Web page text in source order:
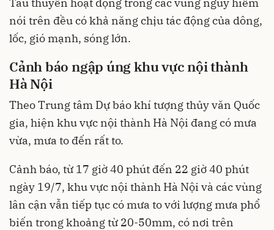
Tàu thuyền hoạt động trong các vùng nguy hiểm
nói trên đều có khả năng chịu tác động của dông,
lốc, gió mạnh, sóng lớn.
Cảnh báo ngập úng khu vực nội thành
Hà Nội
Theo Trung tâm Dự báo khí tượng thủy văn Quốc
gia, hiện khu vực nội thành Hà Nội đang có mưa
vừa, mưa to đến rất to.
Cảnh báo, từ 17 giờ 40 phút đến 22 giờ 40 phút
ngày 19/7, khu vực nội thành Hà Nội và các vùng
lân cận vẫn tiếp tục có mưa to với lượng mưa phổ
biến trong khoảng từ 20-50mm, có nơi trên